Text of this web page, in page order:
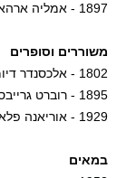
1897 - אמליה ארהארט, חלוצת תעופה (נעלמה ב-1937)
משוררים וסופרים
1802 - אלכסנדר דיומא האב, סופר ומשורר צרפתי (נפטר ב-1870)
1895 - רוברט גרייבס, משורר וסופר אנגלי (נפטר ב-1985)
1929 - אוריאנה פלאצ'י, עיתונאית וסופרת איטלקייה (נפטרה ב-2006)
במאים